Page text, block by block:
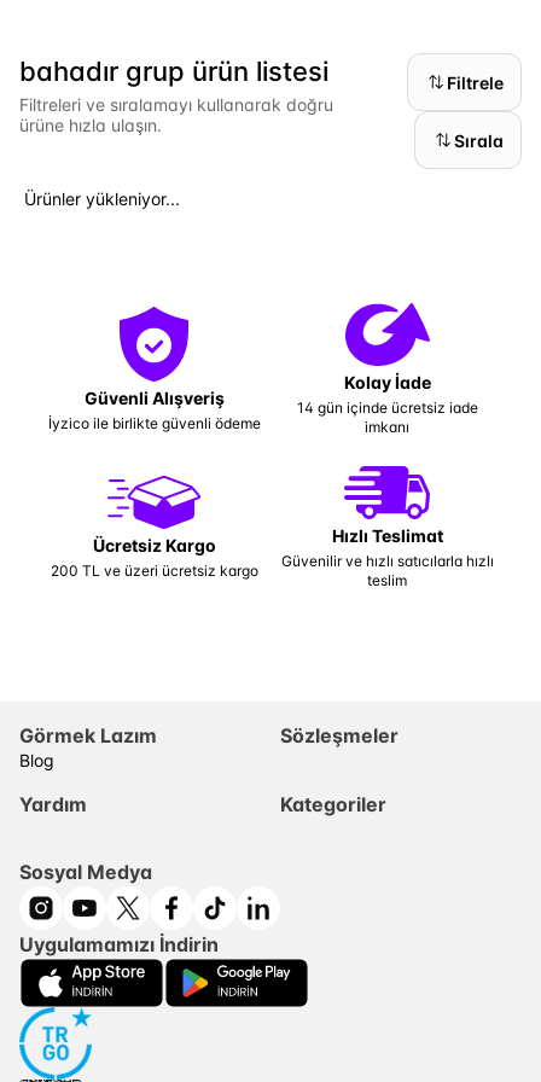
bahadır grup ürün listesi
Filtreleri ve sıralamayı kullanarak doğru
ürüne hızla ulaşın.
Filtrele
Sırala
Ürünler yükleniyor...
Güvenli Alışveriş
İyzico ile birlikte güvenli ödeme
Kolay İade
14 gün içinde ücretsiz iade
imkanı
Ücretsiz Kargo
200 TL ve üzeri ücretsiz kargo
Hızlı Teslimat
Güvenilir ve hızlı satıcılarla hızlı
teslim
Görmek Lazım
Blog
Sözleşmeler
Yardım Kategoriler
Sosyal Medya
Uygulamamızı İndirin